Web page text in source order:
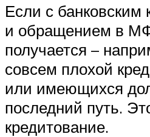
Если с банковским
и обращением в
получается –
совсем плохой
или имеющихся
последний путь.
кредитование.